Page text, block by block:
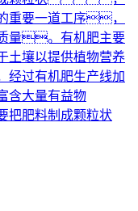
重要一道工序，
量。有机肥主要
壤以提供植物营养
过有机肥生产线加
含大量有益物
把肥料制成颗粒状